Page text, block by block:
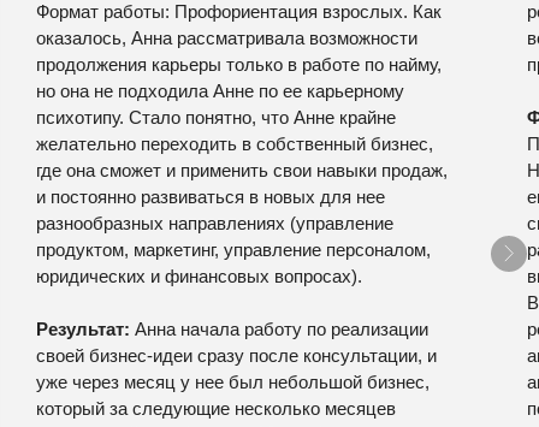
Формат работы: Профориентация взрослых. Как
оказалось, Анна рассматривала возможности
продолжения карьеры только в работе по найму,
но она не подходила Анне по ее карьерному
психотипу. Стало понятно, что Анне крайне
желательно переходить в собственный бизнес,
где она сможет и применить свои навыки продаж,
и постоянно развиваться в новых для нее
разнообразных направлениях (управление
продуктом, маркетинг, управление персоналом,
юридических и финансовых вопросах).
Результат: Анна начала работу по реализации
своей бизнес-идеи сразу после консультации, и
уже через месяц у нее был небольшой бизнес,
который за следующие несколько месяцев